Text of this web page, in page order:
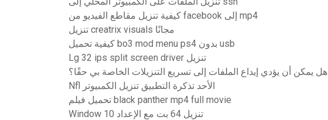
كيفية تنزيل مقاطع الفيديو من facebook إلى mp4
تنزيل creatrix visuals مجانًا
كيفية تحميل bo3 mod menu ps4 بدون usb
Lg 32 ips split screen driver تنزيل
هل يمكن أن يؤدي إيداع الملفات إلى تسريع التنزيلات الخاصة بي حقًا؟
Nfl الأحد تذكرة التطبيق تنزيل الكمبيوتر
تحميل فيلم black panther mp4 full movie
Window 10 تنزيل 64 بت مع الإعداد